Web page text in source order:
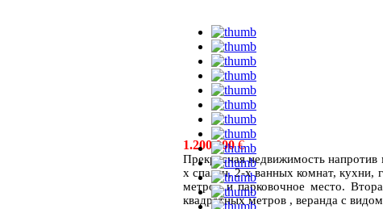
1.200.000€
Прекрасная недвижимость напротив
х спален, 2-х ванных комнат,
метров и парковочное место.
квадратных метров , веранда с